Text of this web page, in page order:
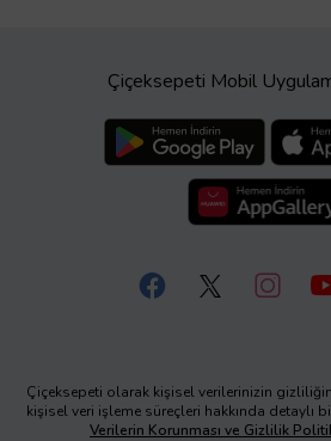
Çiçeksepeti Mobil
Çiçeksepeti olarak kişisel verilerinizin
kişisel veri işleme süreçleri hakkında detaylı
Verilerin Korunması ve Gizlilik